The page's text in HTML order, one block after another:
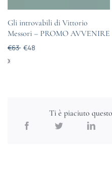
Gli introvabili di Vittorio
Messori – PROMO AVVENIRE
€63 €48
Ti è piaciuto